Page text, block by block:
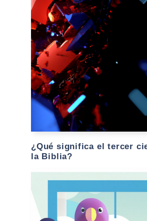
¿Qué significa el tercer
la Biblia?